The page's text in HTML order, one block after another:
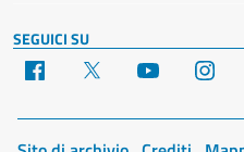
SEGUICI SU
Facebook YouTube